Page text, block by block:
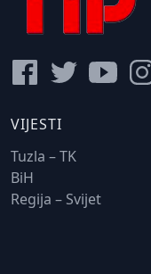
VIJESTI
Tuzla – TK
BiH
Regija – Svijet